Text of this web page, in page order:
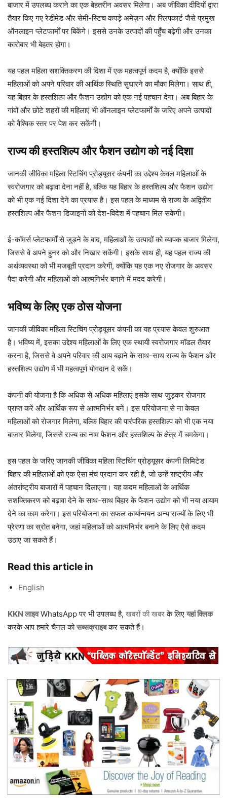
बाजार में उपलब्ध कराने का एक बेहतरीन अवसर मिलेगा। अब जीविका दीदियों द्वारा
तैयार किए गए रेडीमेड और सेमी-स्टिच कपड़े अमेज़न और फ्लिपकार्ट जैसे प्रमुख
ऑनलाइन प्लेटफार्मों पर बिकेंगे। इससे उनके उत्पादों की पहुँच बढ़ेगी और उनका
कारोबार भी बेहतर होगा।
यह पहल महिला सशक्तिकरण की दिशा में एक महत्वपूर्ण कदम है, क्योंकि इससे
महिलाओं को अपने परिवार की आर्थिक स्थिति सुधारने का मौका मिलेगा। साथ ही,
यह बिहार के हस्तशिल्प और फैशन उद्योग को एक नई पहचान देगा। अब बिहार के
गांवों और छोटे शहरों की महिलाएं भी ऑनलाइन प्लेटफार्मों के जरिए अपने उत्पादों
को वैश्विक स्तर पर पेश कर सकेंगी।
राज्य की हस्तशिल्प और फैशन उद्योग को नई दिशा
जानकी जीविका महिला स्टिचिंग प्रोड्यूसर कंपनी का उद्देश्य केवल महिलाओं के
स्वरोजगार को बढ़ावा देना नहीं है, बल्कि यह बिहार के हस्तशिल्प और फैशन उद्योग
को भी एक नई दिशा देने का प्रयास है। इस पहल के माध्यम से राज्य के अद्वितीय
हस्तशिल्प और फैशन डिजाइनों को देश-विदेश में पहचान मिल सकेगी।
ई-कॉमर्स प्लेटफार्मों से जुड़ने के बाद, महिलाओं के उत्पादों को व्यापक बाजार मिलेगा,
जिससे वे अपने हुनर को और निखार सकेंगी। इसके साथ ही, यह पहल राज्य की
अर्थव्यवस्था को भी मजबूती प्रदान करेगी, क्योंकि यह एक नए रोजगार के अवसर
पैदा करेगी और महिलाओं को आत्मनिर्भर बनाने में मदद करेगी।
भविष्य के लिए एक ठोस योजना
जानकी जीविका महिला स्टिचिंग प्रोड्यूसर कंपनी का यह प्रयास केवल शुरुआत
है। भविष्य में, इसका उद्देश्य महिलाओं के लिए एक स्थायी स्वरोजगार मॉडल तैयार
करना है, जिससे वे अपने परिवार की आय बढ़ाने के साथ-साथ राज्य के फैशन और
हस्तशिल्प उद्योग में भी महत्वपूर्ण योगदान दे सकें।
कंपनी की योजना है कि अधिक से अधिक महिलाएं इसके साथ जुड़कर रोजगार
प्राप्त करें और आर्थिक रूप से आत्मनिर्भर बनें। इस परियोजना से ना केवल
महिलाओं को रोजगार मिलेगा, बल्कि बिहार की पारंपरिक हस्तशिल्प को भी एक नया
बाजार मिलेगा, जिससे राज्य का नाम फैशन और हस्तशिल्प के क्षेत्र में चमकेगा।
इस पहल के जरिए जानकी जीविका महिला स्टिचिंग प्रोड्यूसर कंपनी लिमिटेड
बिहार की महिलाओं को एक ऐसा मंच प्रदान कर रही है, जो उन्हें राष्ट्रीय और
अंतर्राष्ट्रीय बाजारों में पहचान दिलाएगा। यह कदम महिलाओं के आर्थिक
सशक्तिकरण को बढ़ावा देने के साथ-साथ बिहार के फैशन उद्योग को भी नया आयाम
देने का काम करेगा। इस परियोजना का सफल कार्यान्वयन अन्य राज्यों के लिए भी
प्रेरणा का स्रोत बनेगा, जहां महिलाओं को आत्मनिर्भर बनाने के लिए ऐसे कदम
उठाए जा सकते हैं।
Read this article in
English
KKN लाइवWhatsApp पर भी उपलब्ध है, खबरों की खबरके लिए यहां क्लिक
करके आप हमारे चैनल कोसब्सक्राइबकर सकते हैं।